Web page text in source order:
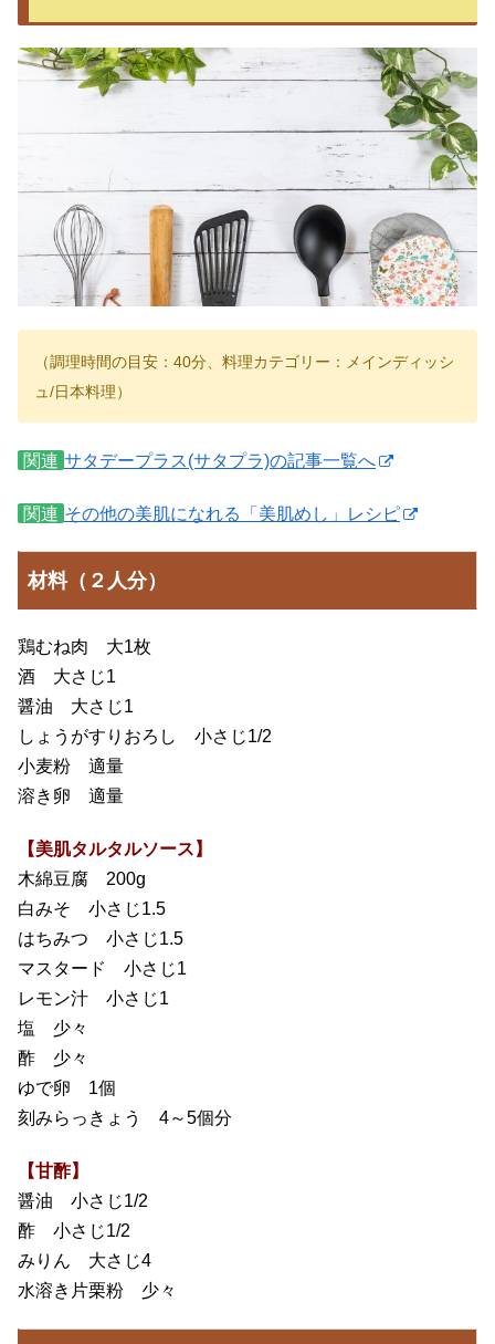
（調理時間の目安：40分、料理カテゴリー：メインディッシ
ュ/日本料理）
関連 サタデープラス(サタプラ)の記事一覧へ
関連 その他の美肌になれる「美肌めし」レシピ
材料（２人分）
鶏むね肉 大1枚
酒 大さじ1
醤油 大さじ1
しょうがすりおろし 小さじ1/2
小麦粉 適量
溶き卵 適量
【美肌タルタルソース】
木綿豆腐 200g
白みそ 小さじ1.5
はちみつ 小さじ1.5
マスタード 小さじ1
レモン汁 小さじ1
塩 少々
酢 少々
ゆで卵 1個
刻みらっきょう 4～5個分
【甘酢】
醤油 小さじ1/2
酢 小さじ1/2
みりん 大さじ4
水溶き片栗粉 少々